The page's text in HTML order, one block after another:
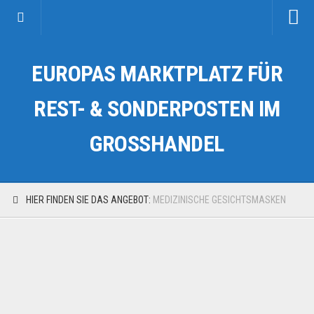
Kategorien
Auto & Motorrad
Fahrzeuge & Transport
EUROPAS MARKTPLATZ FÜR
REST- & SONDERPOSTEN IM
GROSSHANDEL
HIER FINDEN SIE DAS ANGEBOT: MEDIZINISCHE GESICHTSMASKEN